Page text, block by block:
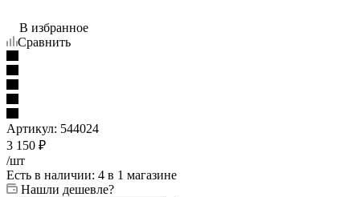
В избранное
Сравнить
Артикул: 544024
3 150 ₽
/шт
Есть в наличии: 4 в 1 магазине
Нашли дешевле?